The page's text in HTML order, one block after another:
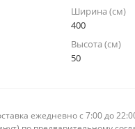
Ширина (см)
400
Высота (см)
50
ежедневно c 7:00 до